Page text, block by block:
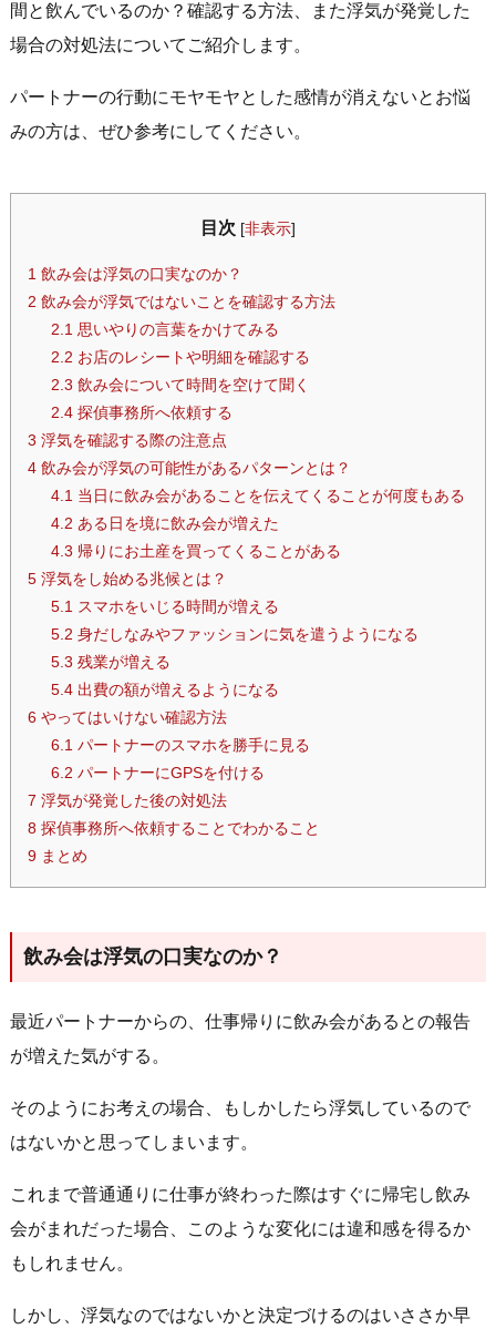
間と飲んでいるのか？確認する方法、また浮気が発覚した
場合の対処法についてご紹介します。
パートナーの行動にモヤモヤとした感情が消えないとお悩
みの方は、ぜひ参考にしてください。
目次 [非表示]
1 飲み会は浮気の口実なのか？
2 飲み会が浮気ではないことを確認する方法
2.1 思いやりの言葉をかけてみる
2.2 お店のレシートや明細を確認する
2.3 飲み会について時間を空けて聞く
2.4探偵事務所へ依頼する
3 浮気を確認する際の注意点
4飲み会が浮気の可能性があるパターンとは？
4.1 当日に飲み会があることを伝えてくることが何度もある
4.2 ある日を境に飲み会が増えた
4.3 帰りにお土産を買ってくることがある
5浮気をし始める兆候とは？
5.1 スマホをいじる時間が増える
5.2 身だしなみやファッションに気を遣うようになる
5.3 残業が増える
5.4出費の額が増えるようになる
6やってはいけない確認方法
6.1 パートナーのスマホを勝手に見る
6.2 パートナーにGPSを付ける
7 浮気が発覚した後の対処法
8探偵事務所へ依頼することでわかること
9まとめ
飲み会は浮気の口実なのか？
最近パートナーからの、仕事帰りに飲み会があるとの報告
が増えた気がする。
そのようにお考えの場合、もしかしたら浮気しているので
はないかと思ってしまいます。
これまで普通通りに仕事が終わった際はすぐに帰宅し飲み
会がまれだった場合、このような変化には違和感を得るか
もしれません。
しかし、浮気なのではないかと決定づけるのはいささか早